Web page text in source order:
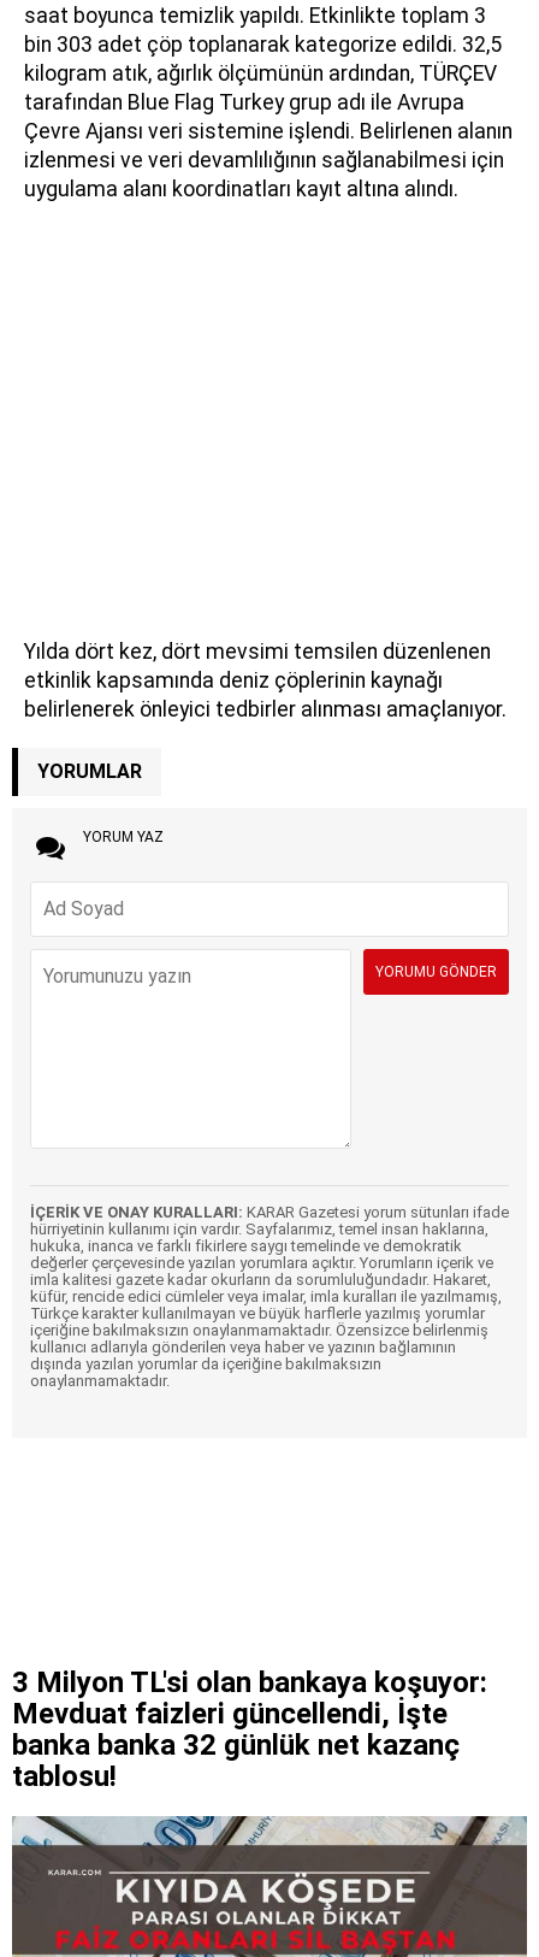
saat boyunca temizlik yapıldı. Etkinlikte toplam 3
bin 303 adet çöp toplanarak kategorize edildi. 32,5
kilogram atık, ağırlık ölçümünün ardından, TÜRÇEV
tarafından Blue Flag Turkey grup adı ile Avrupa
Çevre Ajansı veri sistemine işlendi. Belirlenen alanın
izlenmesi ve veri devamlılığının sağlanabilmesi için
uygulama alanı koordinatları kayıt altına alındı.
Yılda dört kez, dört mevsimi temsilen düzenlenen
etkinlik kapsamında deniz çöplerinin kaynağı
belirlenerek önleyici tedbirler alınması amaçlanıyor.
YORUMLAR
YORUM YAZ
İÇERİK VE ONAY KURALLARI: KARAR Gazetesi yorum sütunları ifade
hürriyetinin kullanımı için vardır. Sayfalarımız, temel insan haklarına,
hukuka, inanca ve farklı fikirlere saygı temelinde ve demokratik
değerler çerçevesinde yazılan yorumlara açıktır. Yorumların içerik ve
imla kalitesi gazete kadar okurların da sorumluluğundadır. Hakaret,
küfür, rencide edici cümleler veya imalar, imla kuralları ile yazılmamış,
Türkçe karakter kullanılmayan ve büyük harflerle yazılmış yorumlar
içeriğine bakılmaksızın onaylanmamaktadır. Özensizce belirlenmiş
kullanıcı adlarıyla gönderilen veya haber ve yazının bağlamının
dışında yazılan yorumlar da içeriğine bakılmaksızın
onaylanmamaktadır.
3 Milyon TL'si olan bankaya koşuyor:
Mevduat faizleri güncellendi, İşte
banka banka 32 günlük net kazanç
tablosu!